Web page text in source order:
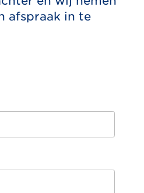
afspraak in te